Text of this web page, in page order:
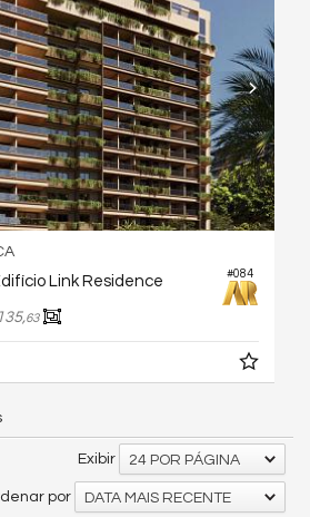
#084
Link Residence
135,63
Exibir 24 POR PÁGINA
por DATA MAIS RECENTE